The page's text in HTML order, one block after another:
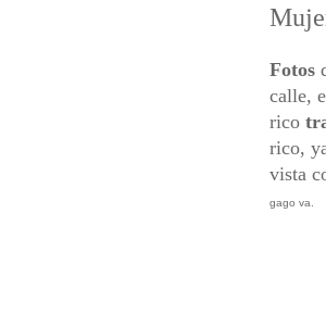
Fotos
calle,
rico
rico,
vista
gago va.